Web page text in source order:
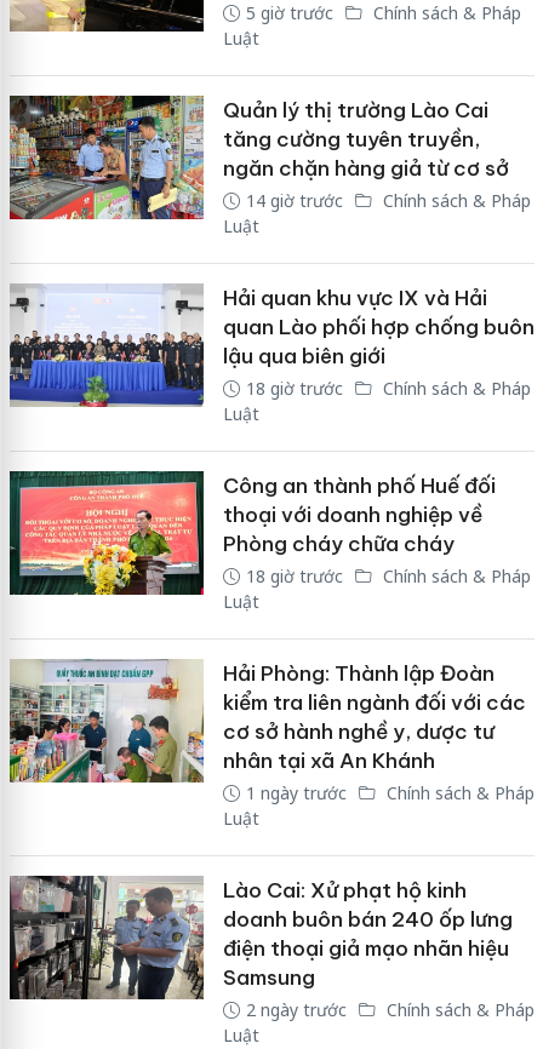
5 giờ trước
Chính sách & Pháp
Luật
Quản lý thị trường Lào Cai
tăng cường tuyên truyền,
ngăn chặn hàng giả từ cơ sở
14 giờ trước
Chính sách & Pháp
Luật
Hải quan khu vực IX và Hải
quan Lào phối hợp chống buôn
lậu qua biên giới
18 giờ trước
Chính sách & Pháp
Luật
Công an thành phố Huế đối
thoại với doanh nghiệp về
Phòng cháy chữa cháy
18 giờ trước
Chính sách & Pháp
Luật
Hải Phòng: Thành lập Đoàn
kiểm tra liên ngành đối với các
cơ sở hành nghề y, dược tư
nhân tại xã An Khánh
1 ngày trước
Chính sách & Pháp
Luật
Lào Cai: Xử phạt hộ kinh
doanh buôn bán 240 ốp lưng
điện thoại giả mạo nhãn hiệu
Samsung
2 ngày trước
Chính sách & Pháp
Luật